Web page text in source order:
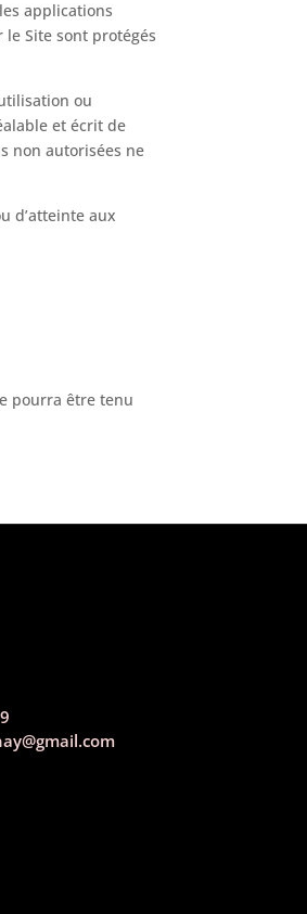
applications
Site sont protégés
ou
et écrit de
non autorisées ne
d’atteinte aux
pourra être tenu